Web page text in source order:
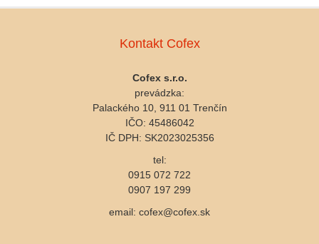
Kontakt Cofex
Cofex s.r.o.
prevádzka:
Palackého 10, 911 01 Trenčín
IČO: 45486042
IČ DPH: SK2023025356
tel:
0915 072 722
0907 197 299
email: cofex@cofex.sk